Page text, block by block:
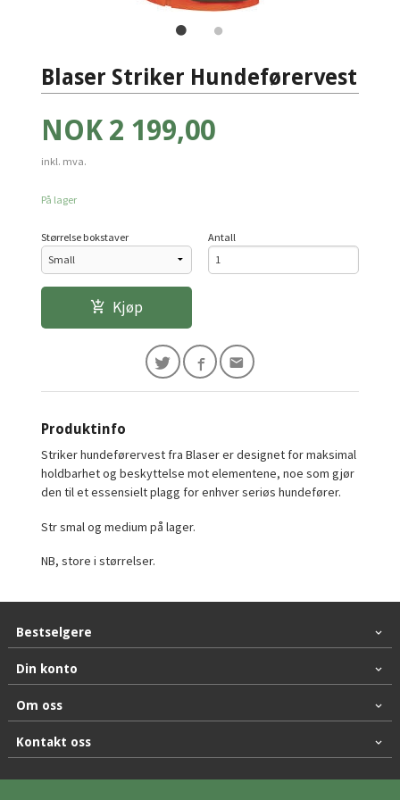
Blaser Striker Hundeførervest
Pris
NOK 2 199,00
inkl. mva.
På lager
Størrelse bokstaver Antall
Kjøp
Produktinfo
Striker hundeførervest fra Blaser er designet for maksimal
holdbarhet og beskyttelse mot elementene, noe som gjør
den til et essensielt plagg for enhver seriøs hundefører.
Str smal og medium på lager.
NB, store i størrelser.
Bestselgere
Din konto
Om oss
Kontakt oss